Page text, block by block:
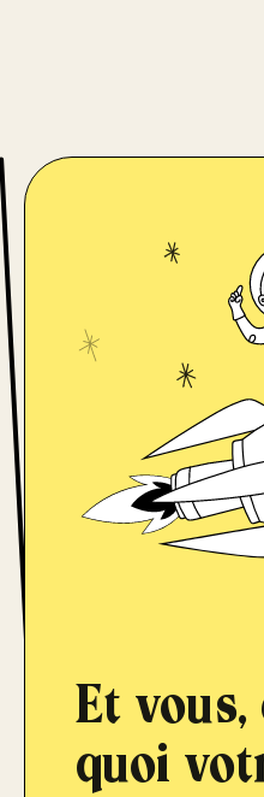
Et vous,
quoi